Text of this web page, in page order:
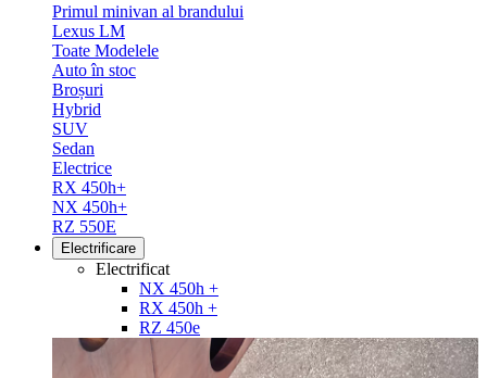
Primul minivan al brandului
Lexus LM
Toate Modelele
Auto în stoc
Broșuri
Hybrid
SUV
Sedan
Electrice
RX 450h+
NX 450h+
RZ 550E
Electrificare
Electrificat
NX 450h +
RX 450h +
RZ 450e